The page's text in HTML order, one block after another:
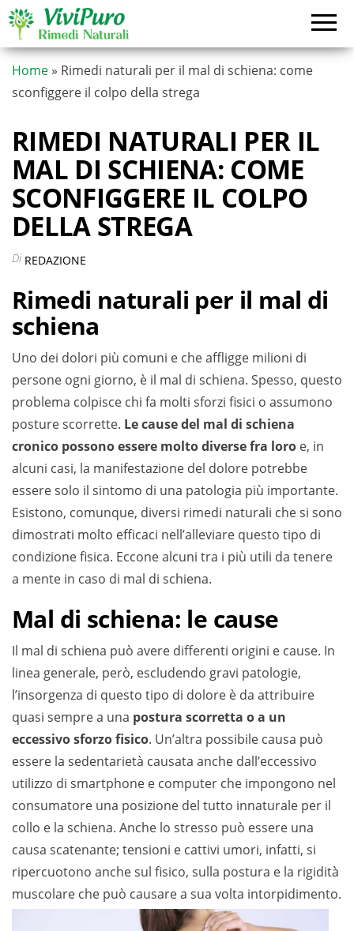
Vai
contenuto
Home » Rimedi naturali per il mal di schiena: come
sconfiggere il colpo della strega
RIMEDI NATURALI PER IL
MAL DI SCHIENA: COME
SCONFIGGERE IL COLPO
DELLA STREGA
Di REDAZIONE
Rimedi naturali per il mal di
schiena
Uno dei dolori più comuni e che affligge milioni di
persone ogni giorno, è il mal di schiena. Spesso, questo
problema colpisce chi fa molti sforzi fisici o assumono
posture scorrette. Le cause del mal di schiena
cronico possono essere molto diverse fra loro e, in
alcuni casi, la manifestazione del dolore potrebbe
essere solo il sintomo di una patologia più importante.
Esistono, comunque, diversi rimedi naturali che si sono
dimostrati molto efficaci nell’alleviare questo tipo di
condizione fisica. Eccone alcuni tra i più utili da tenere
a mente in caso di mal di schiena.
Mal di schiena: le cause
Il mal di schiena può avere differenti origini e cause. In
linea generale, però, escludendo gravi patologie,
l’insorgenza di questo tipo di dolore è da attribuire
quasi sempre a una postura scorretta o a un
eccessivo sforzo fisico. Un’altra possibile causa può
essere la sedentarietà causata anche dall’eccessivo
utilizzo di smartphone e computer che impongono nel
consumatore una posizione del tutto innaturale per il
collo e la schiena. Anche lo stresso può essere una
causa scatenante; tensioni e cattivi umori, infatti, si
ripercuotono anche sul fisico, sulla postura e la rigidità
muscolare che può causare a sua volta intorpidimento.